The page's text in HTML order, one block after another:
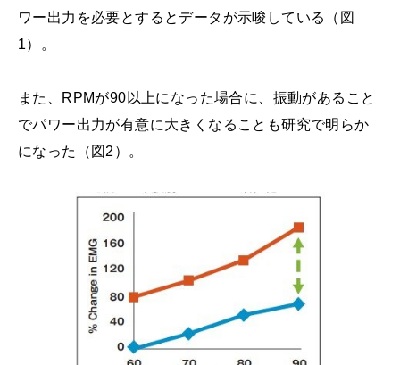
ワー出力を必要とするとデータが示唆している（図
1）。
また、RPMが90以上になった場合に、振動があること
でパワー出力が有意に大きくなることも研究で明らか
になった（図2）。